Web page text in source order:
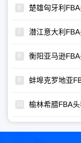
楚雄匈牙利
潜江意大利FBA
衡阳亚马逊
蚌埠克罗地亚
榆林希腊FBA头